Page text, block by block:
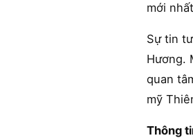
mới
Sự tin
Hương.
quan
mỹ
Thông